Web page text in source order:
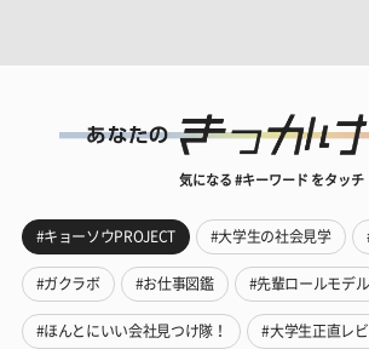
気になる #キーワード をタッチ
#キョーソウPROJECT #大学生の社会見学
#ガクラボ #お仕事図鑑 #先輩ロールモデル
#ほんとにいい会社見つけ隊！ #大学生正直レ